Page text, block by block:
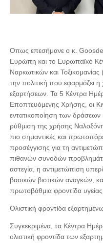
Όπως επεσήμανε ο κ.
Ευρώπη και το Ευρωπαϊκό
Ναρκωτικών και
την πολιτική που εφαρμόζει
εξαρτήσεων. Τα 5 Κέντρα
Εποπτευόμενης Χρήσης, οι
εντατικοποίηση των δράσεων
ρύθμιση της χρήσης
πιο σημαντικές και
προσέγγισης για τη
πιθανών συνοδών
αστεγία, η αντιμετώπιση
βασικών βιοτικών αναγκών,
πρωτοβάθμια φροντίδα
Ολιστική φροντίδα
Συγκεκριμένα, τα Κέντρα
ολιστική φροντίδα των